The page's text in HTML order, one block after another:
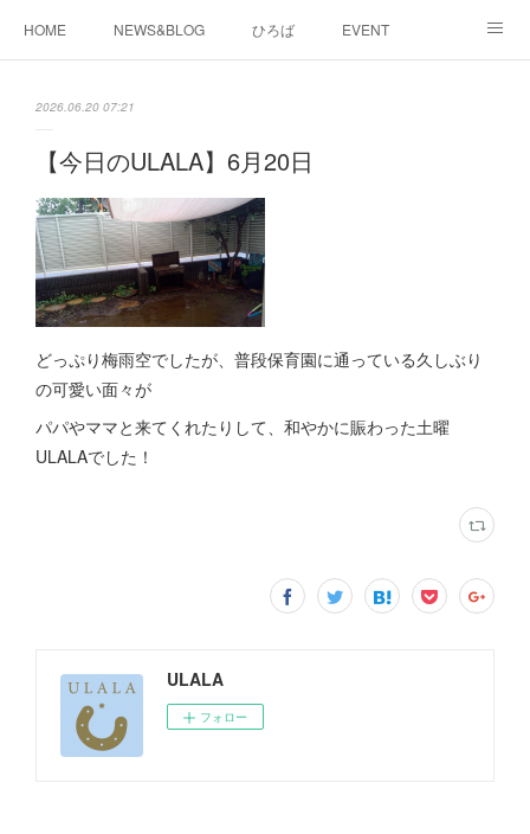
HOME NEWS&BLOG ひろば EVENT
2026.06.20 07:21
【今日のULALA】6月20日
どっぷり梅雨空でしたが、普段保育園に通っている久しぶり
の可愛い面々が
パパやママと来てくれたりして、和やかに賑わった土曜
ULALAでした！
ULALA
フォロー